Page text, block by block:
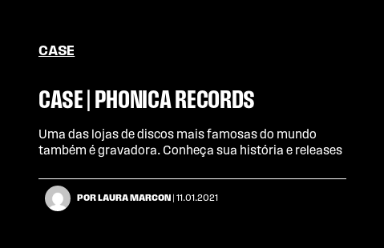
CASE
CASE | PHONICA RECORDS
Uma das lojas de discos mais famosas do mundo
também é gravadora. Conheça sua história e releases
POR LAURA MARCON | 11.01.2021